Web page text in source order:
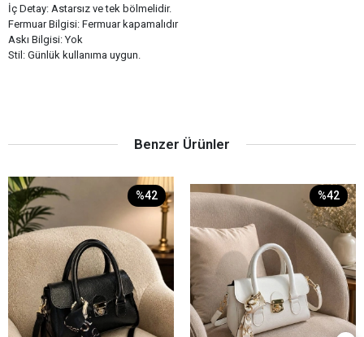
İç Detay: Astarsız ve tek bölmelidir.
Fermuar Bilgisi: Fermuar kapamalıdır
Askı Bilgisi: Yok
Stil: Günlük kullanıma uygun.
Benzer Ürünler
%42 %42